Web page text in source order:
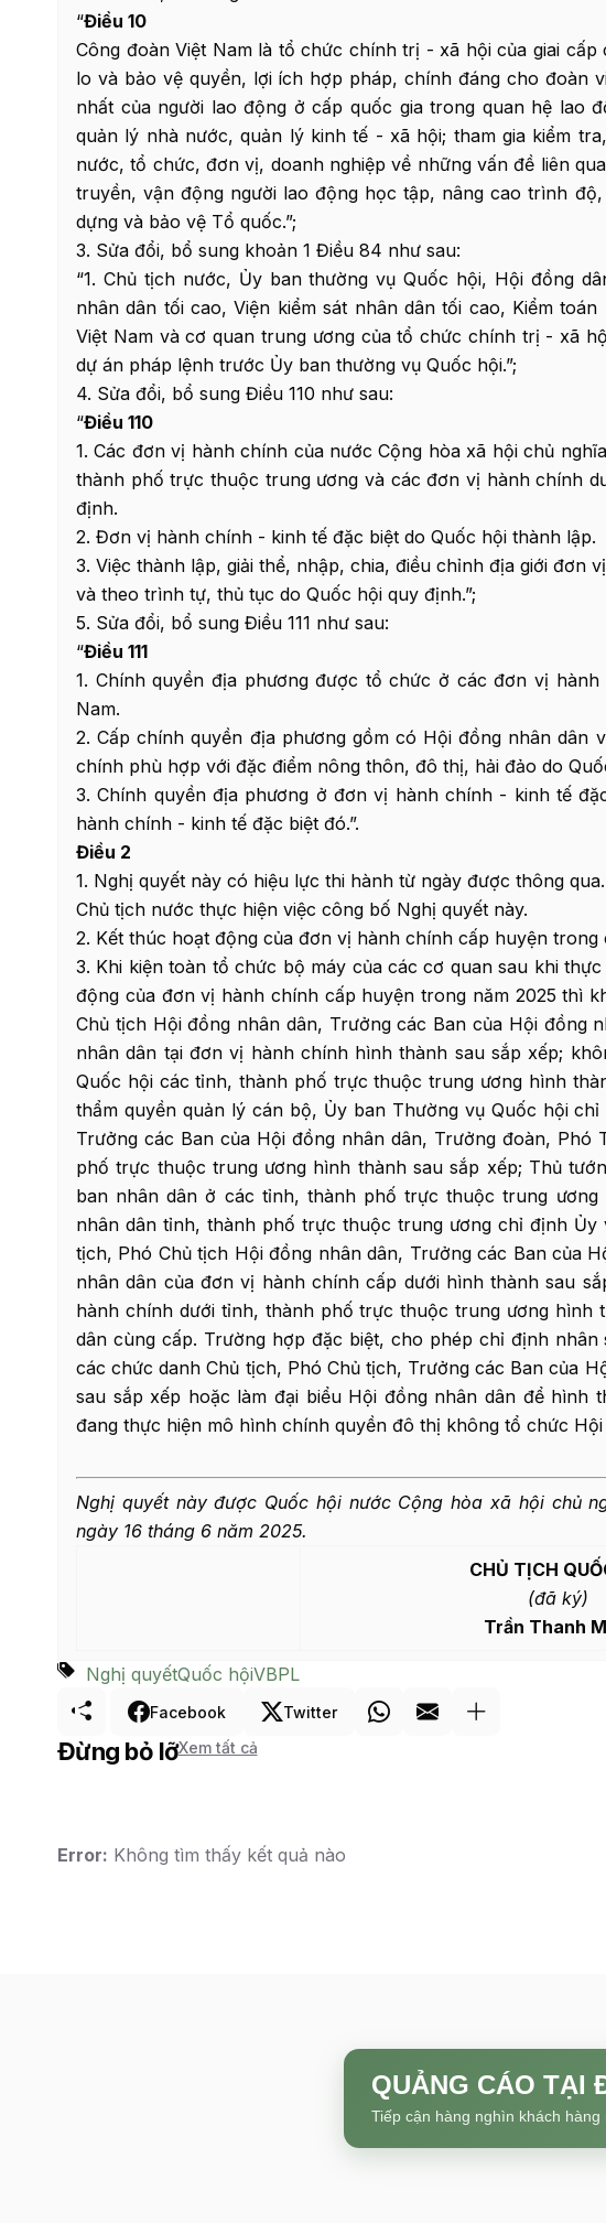
“Điều 10
Công đoàn Việt Nam là tổ chức chính trị - xã hội của giai
lo và bảo vệ quyền, lợi ích hợp pháp, chính đáng cho đoàn
nhất của người lao động ở cấp quốc gia trong quan hệ lao
quản lý nhà nước, quản lý kinh tế - xã hội; tham gia kiểm
nước, tổ chức, đơn vị, doanh nghiệp về những vấn đề liên
truyền, vận động người lao động học tập, nâng cao trình
dựng và bảo vệ Tổ quốc.”;
3. Sửa đổi, bổ sung khoản 1 Điều 84 như sau:
“1. Chủ tịch nước, Ủy ban thường vụ Quốc hội, Hội đồng
nhân dân tối cao, Viện kiểm sát nhân dân tối cao, Kiểm
Việt Nam và cơ quan trung ương của tổ chức chính trị - xã
dự án pháp lệnh trước Ủy ban thường vụ Quốc hội.”;
4. Sửa đổi, bổ sung Điều 110 như sau:
“Điều 110
1. Các đơn vị hành chính của nước Cộng hòa xã hội chủ
thành phố trực thuộc trung ương và các đơn vị hành chính
định.
2. Đơn vị hành chính - kinh tế đặc biệt do Quốc hội thành lập.
3. Việc thành lập, giải thể, nhập, chia, điều chỉnh địa giới đơn
và theo trình tự, thủ tục do Quốc hội quy định.”;
5. Sửa đổi, bổ sung Điều 111 như sau:
“Điều 111
1. Chính quyền địa phương được tổ chức ở các đơn vị
Nam.
2. Cấp chính quyền địa phương gồm có Hội đồng nhân
chính phù hợp với đặc điểm nông thôn, đô thị, hải đảo do
3. Chính quyền địa phương ở đơn vị hành chính - kinh tế
hành chính - kinh tế đặc biệt đó.”.
Điều 2
1. Nghị quyết này có hiệu lực thi hành từ ngày được thông qua.
Chủ tịch nước thực hiện việc công bố Nghị quyết này.
2. Kết thúc hoạt động của đơn vị hành chính cấp huyện trong
3. Khi kiện toàn tổ chức bộ máy của các cơ quan sau khi
động của đơn vị hành chính cấp huyện trong năm 2025 thì
Chủ tịch Hội đồng nhân dân, Trưởng các Ban của Hội đồng
nhân dân tại đơn vị hành chính hình thành sau sắp xếp;
Quốc hội các tỉnh, thành phố trực thuộc trung ương hình
thẩm quyền quản lý cán bộ, Ủy ban Thường vụ Quốc hội
Trưởng các Ban của Hội đồng nhân dân, Trưởng đoàn,
phố trực thuộc trung ương hình thành sau sắp xếp; Thủ
ban nhân dân ở các tỉnh, thành phố trực thuộc trung
nhân dân tỉnh, thành phố trực thuộc trung ương chỉ định
tịch, Phó Chủ tịch Hội đồng nhân dân, Trưởng các Ban của
nhân dân của đơn vị hành chính cấp dưới hình thành sau
hành chính dưới tỉnh, thành phố trực thuộc trung ương hình
dân cùng cấp. Trường hợp đặc biệt, cho phép chỉ định
các chức danh Chủ tịch, Phó Chủ tịch, Trưởng các Ban của
sau sắp xếp hoặc làm đại biểu Hội đồng nhân dân để hình
đang thực hiện mô hình chính quyền đô thị không tổ chức
Nghị quyết này được Quốc hội nước Cộng hòa xã hội chủ
ngày 16 tháng 6 năm 2025.
CHỦ TỊCH
(đã ký)
Trần Thanh
Nghị quyếtQuốc hộiVBPL
Facebook Twitter
Đừng bỏ lỡXem tất cả
Error: Không tìm thấy kết quả nào
QUẢNG CÁO TẠI
Tiếp cận hàng nghìn khách hàng